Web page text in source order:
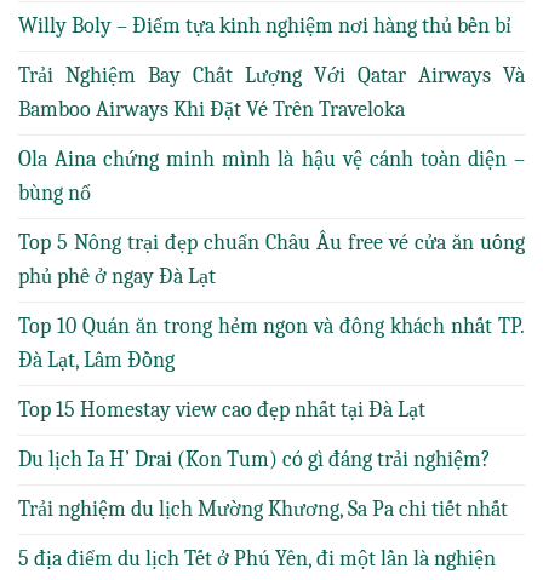
Willy Boly – Điểm tựa kinh nghiệm nơi hàng thủ bền bỉ
Trải Nghiệm Bay Chất Lượng Với Qatar Airways Và
Bamboo Airways Khi Đặt Vé Trên Traveloka
Ola Aina chứng minh mình là hậu vệ cánh toàn diện –
bùng nổ
Top 5 Nông trại đẹp chuẩn Châu Âu free vé cửa ăn uống
phủ phê ở ngay Đà Lạt
Top 10 Quán ăn trong hẻm ngon và đông khách nhất TP.
Đà Lạt, Lâm Đồng
Top 15 Homestay view cao đẹp nhất tại Đà Lạt
Du lịch Ia H’ Drai (Kon Tum) có gì đáng trải nghiệm?
Trải nghiệm du lịch Mường Khương, Sa Pa chi tiết nhất
5 địa điểm du lịch Tết ở Phú Yên, đi một lần là nghiện